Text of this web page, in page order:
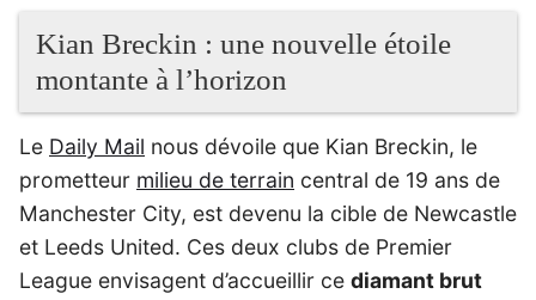
Kian Breckin : une nouvelle étoile
montante à l’horizon
Le Daily Mail nous dévoile que Kian Breckin, le
prometteur milieu de terrain central de 19 ans de
Manchester City, est devenu la cible de Newcastle
et Leeds United. Ces deux clubs de Premier
League envisagent d’accueillir ce diamant brut